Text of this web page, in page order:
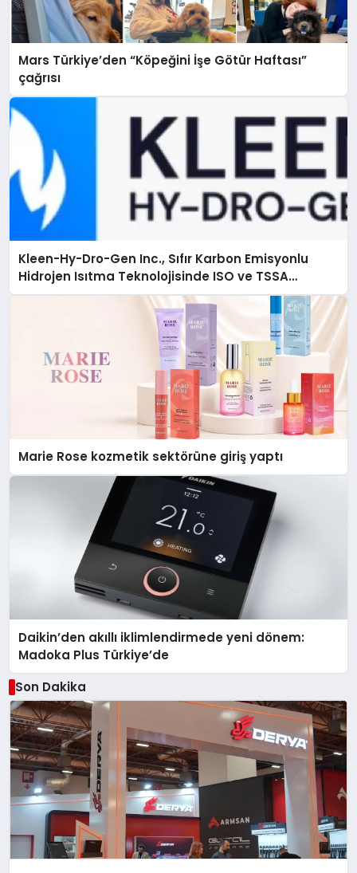
Mars Türkiye’den “Köpeğini İşe Götür Haftası”
çağrısı
Kleen-Hy-Dro-Gen Inc., Sıfır Karbon Emisyonlu
Hidrojen Isıtma Teknolojisinde ISO ve TSSA
Düzenleyici Onaylarını Aldı
Marie Rose kozmetik sektörüne giriş yaptı
Daikin’den akıllı iklimlendirmede yeni dönem:
Madoka Plus Türkiye’de
Son Dakika